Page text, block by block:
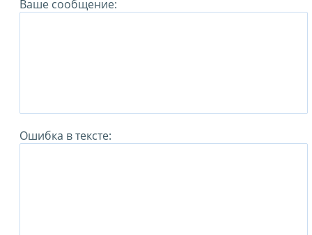
Ваше сообщение:
Ошибка в тексте: